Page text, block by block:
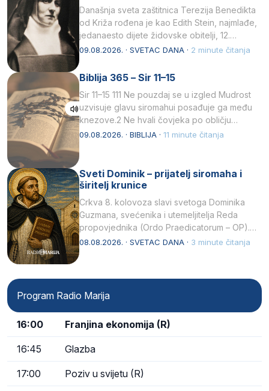
Današnja sveta zaštitnica Terezija Benedikta
od Križa rođena je kao Edith Stein, najmlađe,
jedanaesto dijete židovske obitelji, 12.
listopada 1891, u Wrocławu…
09.08.2026. · SVETAC DANA · 2 minute čitanja
Biblija 365 – Sir 11–15
Sir 11–15 111 Ne pouzdaj se u izgled Mudrost
uzvisuje glavu siromahui posađuje ga među
knezove.2 Ne hvali čovjeka po obličju
njegovui…
09.08.2026. · BIBLIJA · 11 minute čitanja
Sveti Dominik – prijatelj siromaha i
širitelj krunice
Crkva 8. kolovoza slavi svetoga Dominika
Guzmana, svećenika i utemeljitelja Reda
propovjednika (Ordo Praedicatorum – OP).
Svojim životom, dubokom ljubavlju prema
08.08.2026. · SVETAC DANA · 3 minute čitanja
Program Radio Marija
16:00 Franjina ekonomija (R)
16:45 Glazba
17:00 Poziv u svijetu (R)